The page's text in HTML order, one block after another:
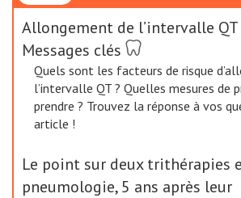
Allongement de l’intervalle
Messages clés
Quels sont les facteurs de risque
l’intervalle QT ? Quelles mesures de
prendre ? Trouvez la réponse à vos
article !
Le point sur deux trithérapies
pneumologie, 5 ans après leur